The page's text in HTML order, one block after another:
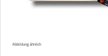
Abbildung ähnlich